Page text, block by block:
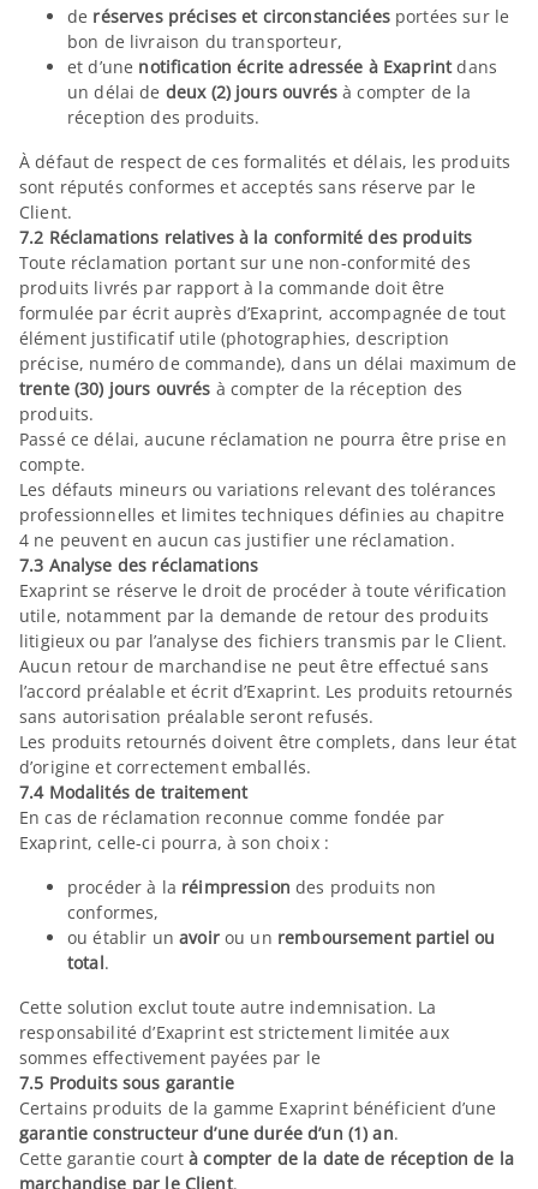
de réserves précises et circonstanciéesportées sur le
bon de livraison du transporteur,
et d’une notification écrite adressée à Exaprintdans
un délai de deux (2) jours ouvrésà compter de la
réception des produits.
À défaut de respect de ces formalités et délais, les produits
sont réputés conformes et acceptés sans réserve par le
Client.
7.2 Réclamations relatives à la conformité des produits
Toute réclamation portant sur une non-conformité des
produits livrés par rapport à la commande doit être
formulée par écrit auprès d’Exaprint, accompagnée de tout
élément justificatif utile (photographies, description
précise, numéro de commande), dans un délai maximum de
trente (30) jours ouvrés à compter de la réception des
produits.
Passé ce délai, aucune réclamation ne pourra être prise en
compte.
Les défauts mineurs ou variations relevant des tolérances
professionnelles et limites techniques définies au chapitre
4 ne peuvent en aucun cas justifier une réclamation.
7.3 Analyse des réclamations
Exaprint se réserve le droit de procéder à toute vérification
utile, notamment par la demande de retour des produits
litigieux ou par l’analyse des fichiers transmis par le Client.
Aucun retour de marchandise ne peut être effectué sans
l’accord préalable et écrit d’Exaprint. Les produits retournés
sans autorisation préalable seront refusés.
Les produits retournés doivent être complets, dans leur état
d’origine et correctement emballés.
7.4 Modalités de traitement
En cas de réclamation reconnue comme fondée par
Exaprint, celle-ci pourra, à son choix :
procéder à la réimpression des produits non
conformes,
ou établir unavoirou un remboursement partiel ou
total.
Cette solution exclut toute autre indemnisation. La
responsabilité d’Exaprint est strictement limitée aux
sommes effectivement payées par le
7.5 Produits sous garantie
Certains produits de la gamme Exaprint bénéficient d’une
garantie constructeur d’une durée d’un (1) an.
Cette garantie courtà compter de la date de réception de la
marchandise par le Client.